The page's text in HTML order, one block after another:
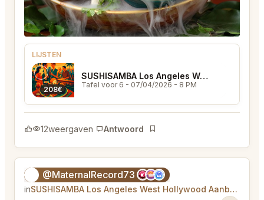
LIJSTEN
208€
SUSHISAMBA Los Angeles West Hollywood
Tafel voor 6 - 07/04/2026 - 8 PM
12weergaven Antwoord
Bladwijzer
@MaternalRecord73
in SUSHISAMBA Los Angeles West Hollywood Aanbod